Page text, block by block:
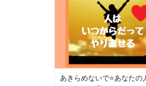
あきらめないで⭐️あなたの